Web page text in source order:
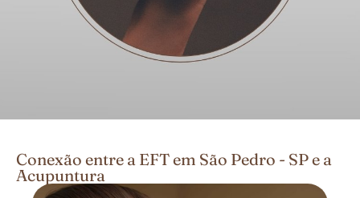
Conexão entre a EFT em São Pedro - SP e a
Acupuntura